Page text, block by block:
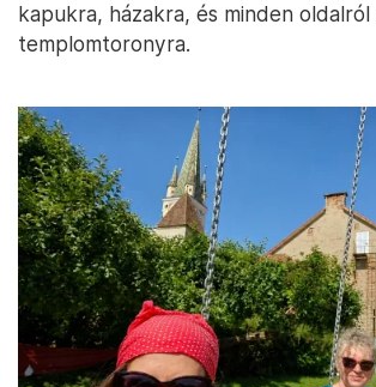
kapukra, házakra, és minden oldalról
templomtoronyra.